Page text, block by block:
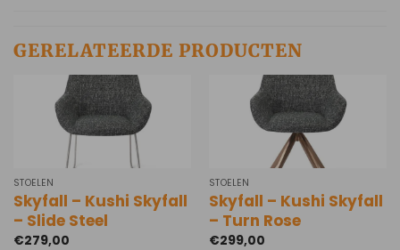
GERELATEERDE PRODUCTEN
STOELEN
Skyfall – Kushi Skyfall
– Slide Steel
€279,00
STOELEN
Skyfall – Kushi Skyfall
– Turn Rose
€299,00